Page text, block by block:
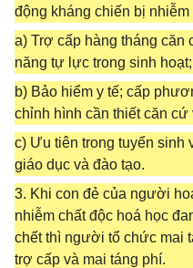
động kháng chiến bị
a) Trợ cấp hàng tháng căn
năng tự lực trong sinh hoạt;
b) Bảo hiểm y tế; cấp
chỉnh hình cần thiết căn cứ
c) Ưu tiên trong tuyển sinh
giáo dục và đào tạo.
3. Khi con đẻ của người
nhiễm chất độc hoá học
chết thì người tổ chức mai
trợ cấp và mai táng phí.